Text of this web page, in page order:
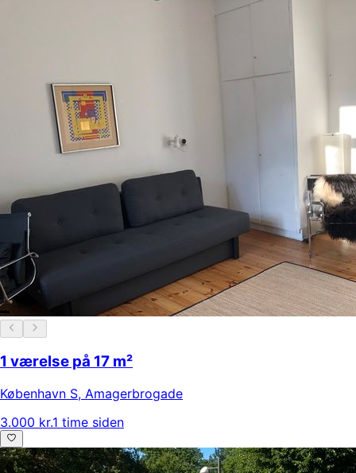
1 værelse på 17 m²
København S, Amagerbrogade
3.000 kr.1 time siden